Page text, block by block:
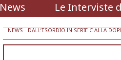
News Le Interviste
NEWS - DALL’ESORDIO IN SERIE C ALLA